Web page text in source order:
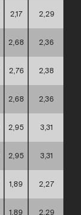
2,17 2,29
2,68 2,36
2,76 2,38
2,68 2,36
2,95 3,31
2,95 3,31
1,89 2,27
1,89 2,29